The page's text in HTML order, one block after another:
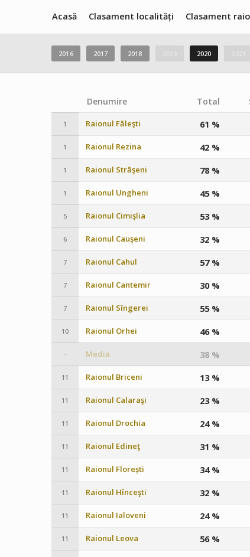
Acasă Clasament localități Clasament
2016 2017 2018 2020
Denumire Total
1 Raionul Făleşti 61 %
1 Raionul Rezina 42 %
1 Raionul Străşeni 78 %
1 Raionul Ungheni 45 %
5 Raionul Cimişlia 53 %
6 Raionul Cauşeni 32 %
7 Raionul Cahul 57 %
7 Raionul Cantemir 30 %
7 Raionul Sîngerei 55 %
10 Raionul Orhei 46 %
– Media 38 %
11 Raionul Briceni 13 %
11 Raionul Calaraşi 23 %
11 Raionul Drochia 24 %
11 Raionul Edineţ 31 %
11 Raionul Florești 34 %
11 Raionul Hînceşti 32 %
11 Raionul Ialoveni 24 %
11 Raionul Leova 56 %